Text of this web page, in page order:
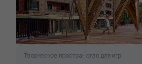
Творческое пространство для игр